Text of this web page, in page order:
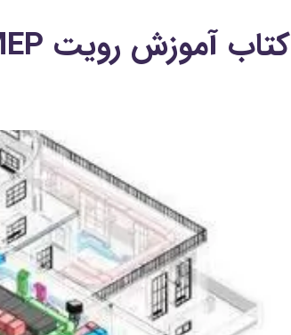
کتاب آموزش رویت MEP (دانلود 3 بهترین PDF رایگان)